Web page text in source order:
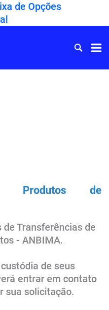
de Opções
Produtos de
de Transferências de
- ANBIMA​.​​
de seus
entrar em contato
sua solicitação.​​​